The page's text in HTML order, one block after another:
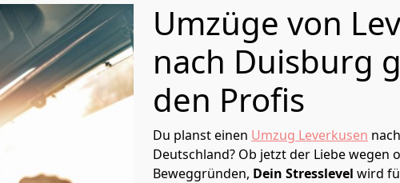
Umzüge von
nach Duisburg
den Profis
Du planst einen Umzug Leverkusen
Deutschland? Ob jetzt der Liebe wegen
Beweggründen, Dein Stresslevel wird